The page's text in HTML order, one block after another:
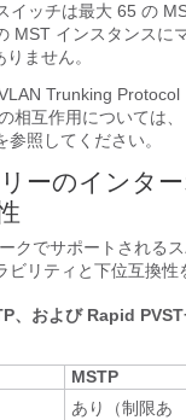
イッチは最大 65 の
MST インスタンスに
ません。
Trunking Protocol
相互作用については、
参照してください。
ーのインタ
クでサポートされる
ビリティと下位互換性
、および Rapid
MSTP
あり（制限あ